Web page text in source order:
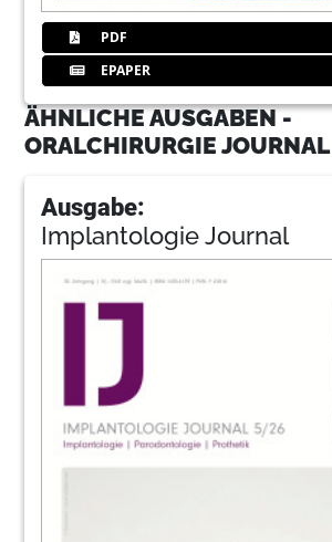
PDF
EPAPER
ÄHNLICHE AUSGABEN -
ORALCHIRURGIE JOURNAL
Ausgabe:
Implantologie Journal